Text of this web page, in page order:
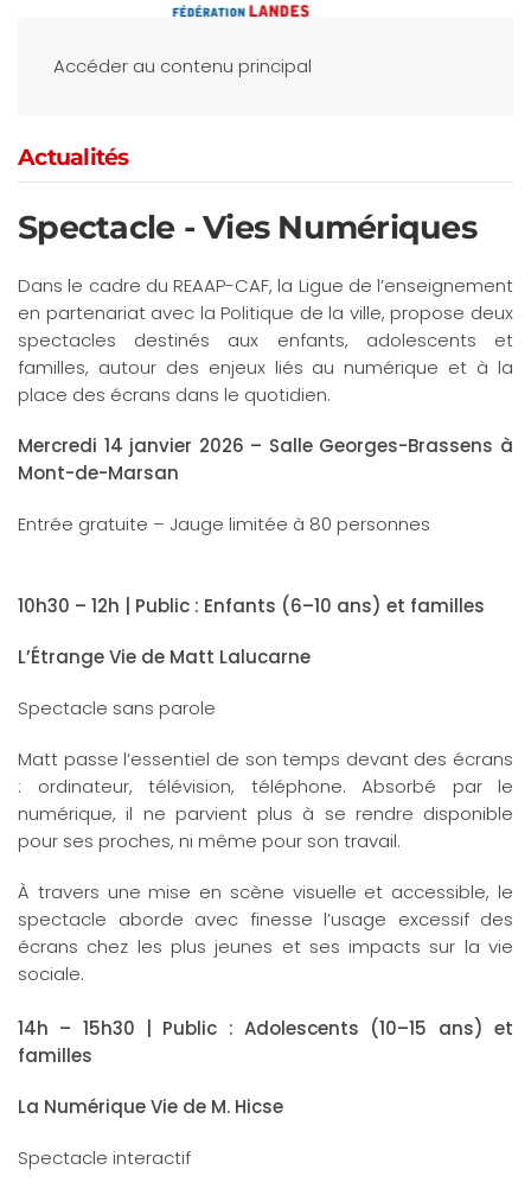
Accéder au contenu principal
Actualités
Spectacle - Vies Numériques
Dans le cadre du REAAP-CAF, la Ligue de l’enseignement
en partenariat avec la Politique de la ville, propose deux
spectacles destinés aux enfants, adolescents et
familles, autour des enjeux liés au numérique et à la
place des écrans dans le quotidien.
Mercredi 14 janvier 2026 – Salle Georges-Brassens à
Mont-de-Marsan
Entrée gratuite – Jauge limitée à 80 personnes
10h30 – 12h | Public : Enfants (6–10 ans) et familles
L’Étrange Vie de Matt Lalucarne
Spectacle sans parole
Matt passe l’essentiel de son temps devant des écrans
: ordinateur, télévision, téléphone. Absorbé par le
numérique, il ne parvient plus à se rendre disponible
pour ses proches, ni même pour son travail.
À travers une mise en scène visuelle et accessible, le
spectacle aborde avec finesse l’usage excessif des
écrans chez les plus jeunes et ses impacts sur la vie
sociale.
14h – 15h30 | Public : Adolescents (10–15 ans) et
familles
La Numérique Vie de M. Hicse
Spectacle interactif